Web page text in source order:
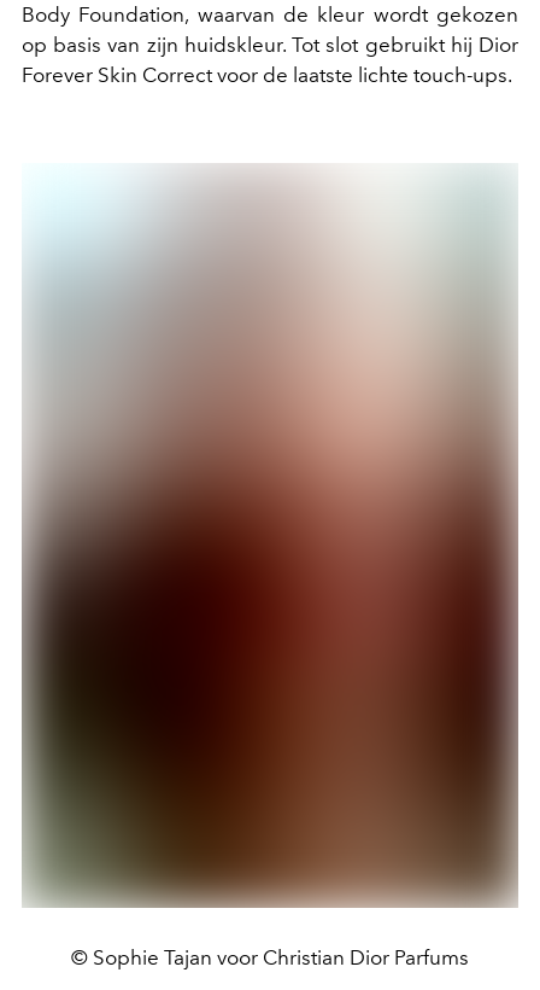
Body Foundation, waarvan de kleur wordt gekozen
op basis van zijn huidskleur. Tot slot gebruikt hij Dior
Forever Skin Correct voor de laatste lichte touch-ups.
© Sophie Tajan voor Christian Dior Parfums